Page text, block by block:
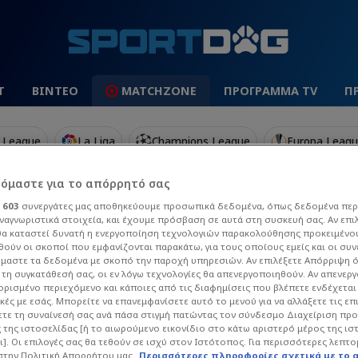
ΒΙΝΤΕΟ MATCHZONE ΠΡΟΓΡΑΜΜΑ TV
La Liga Champions League Europa
άρθρα του Sportdog σχετικά με το θέμα
στον φίλαθλο.
για το απόρρητό σας
603 συνεργάτες μας αποθηκεύουμε προσωπικά δεδομένα, όπως δεδομένα
στοιχεία, και έχουμε πρόσβαση σε αυτά στη συσκευή σας. Αν
καταστεί δυνατή η ενεργοποίηση τεχνολογιών παρακολούθησης
οι σκοποί που εμφανίζονται παρακάτω, για τους οποίους εμείς και οι
τα δεδομένα με σκοπό την παροχή υπηρεσιών. Αν επιλέξετε Απόρριψη
συγκατάθεσή σας, οι εν λόγω τεχνολογίες θα απενεργοποιηθούν. Αν
περιεχόμενο και κάποιες από τις διαφημίσεις που βλέπετε ενδέχεται
με εσάς. Μπορείτε να επανεμφανίσετε αυτό το μενού για να αλλάξετε τις
τη συναίνεσή σας ανά πάσα στιγμή πατώντας τον σύνδεσμο Διαχείριση
ιστοσελίδας [ή το αιωρούμενο εικονίδιο στο κάτω αριστερό μέρος της
Οι επιλογές σας θα τεθούν σε ισχύ στον Ιστότοπος. Για περισσότερες
Πολιτική Απορρήτου μας. Περισσότερες πληροφορίες σχετικά με το